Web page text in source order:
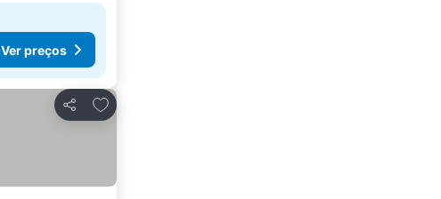
Ver preços
Partilhar
Adicionar aos favoritos